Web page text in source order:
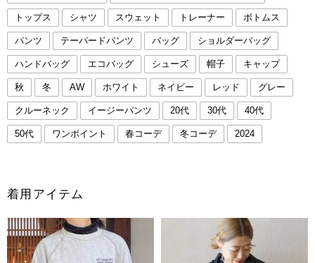
トップス シャツ スウェット トレーナー ボトムス
パンツ テーパードパンツ バッグ ショルダーバッグ
ハンドバッグ エコバッグ シューズ 帽子 キャップ
秋 冬 AW ホワイト ネイビー レッド グレー
クルーネック イージーパンツ 20代 30代 40代
50代 ワンポイント 春コーデ 冬コーデ 2024
着用アイテム